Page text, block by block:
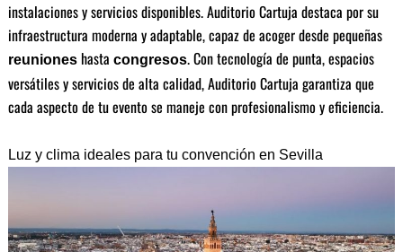
instalaciones y servicios disponibles. Auditorio Cartuja destaca por su
infraestructura moderna y adaptable, capaz de acoger desde pequeñas
reunioneshasta congresos. Con tecnología de punta, espacios
versátiles y servicios de alta calidad, Auditorio Cartuja garantiza que
cada aspecto de tu evento se maneje con profesionalismo y eficiencia.
Luz y clima ideales para tu convención en Sevilla